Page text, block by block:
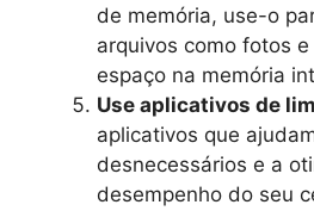
de memória, use-o
arquivos como fotos
espaço na memória
Use aplicativos de
aplicativos que
desnecessários e a
desempenho do seu